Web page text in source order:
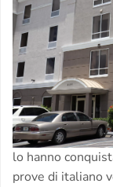
lo hanno
prove di italiano